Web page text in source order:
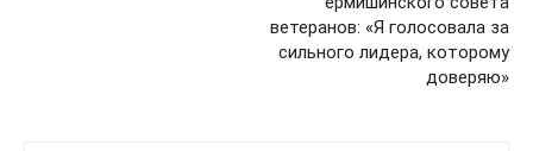
ветеранов: «Я голосовала за
сильного лидера, которому
доверяю»